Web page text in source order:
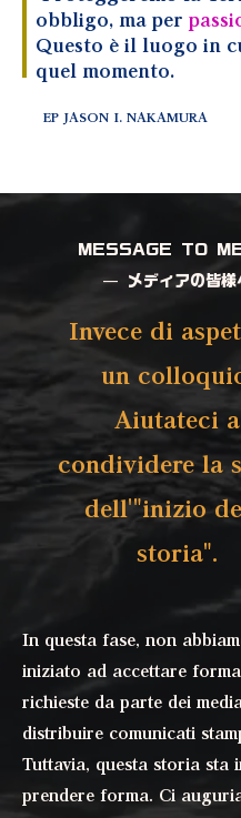
obbligo, ma per
Questo è il luogo in
quel momento.
EP JASON I. NAKAMURA
MESSAGE TO
— メディアの皆様
Invece di
un
Aiutateci a
condividere la
dell'"inizio
storia".
In questa fase, non
iniziato ad accettare
richieste da parte dei
distribuire comunicati
Tuttavia, questa storia sta
prendere forma. Ci